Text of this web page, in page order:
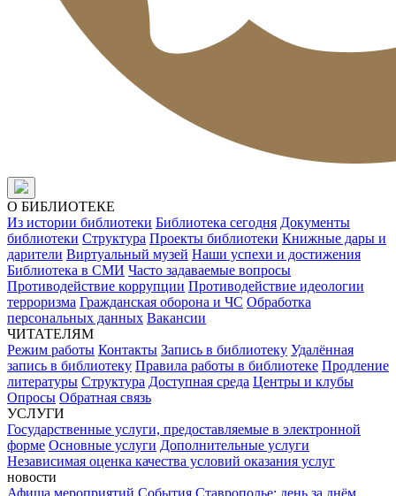
О БИБЛИОТЕКЕ
Из истории библиотеки Библиотека сегодня Документы
библиотеки Структура Проекты библиотеки Книжные дары и
дарители Виртуальный музей Наши успехи и достижения
Библиотека в СМИ Часто задаваемые вопросы
Противодействие коррупции Противодействие идеологии
терроризма Гражданская оборона и ЧС Обработка
персональных данных Вакансии
ЧИТАТЕЛЯМ
Режим работы Контакты Запись в библиотеку Удалённая
запись в библиотеку Правила работы в библиотеке Продление
литературы Структура Доступная среда Центры и клубы
Опросы Обратная связь
УСЛУГИ
Государственные услуги, предоставляемые в электронной
форме Основные услуги Дополнительные услуги
Независимая оценка качества условий оказания услуг
новости
Афиша мероприятий События Ставрополье: день за днём